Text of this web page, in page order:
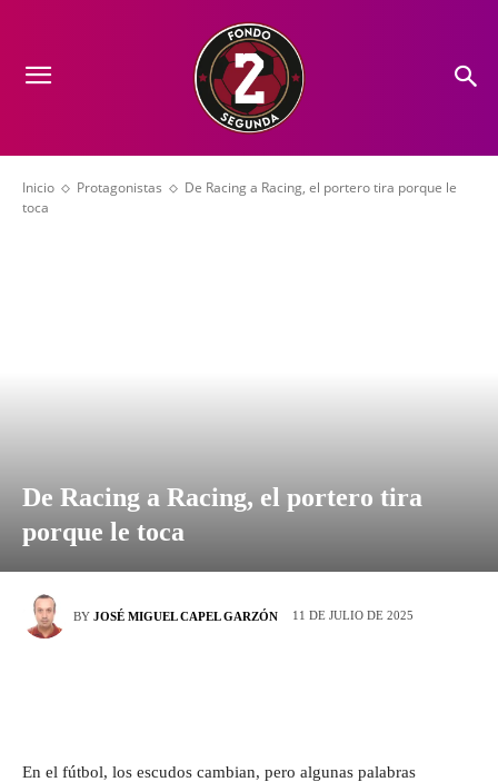
Inicio Protagonistas
De Racing a Racing, el portero tira porque le
toca
De Racing a Racing, el portero tira
porque le toca
BY JOSÉ MIGUEL CAPEL GARZÓN 11 DE JULIO DE 2025
En el fútbol, los escudos cambian, pero algunas palabras